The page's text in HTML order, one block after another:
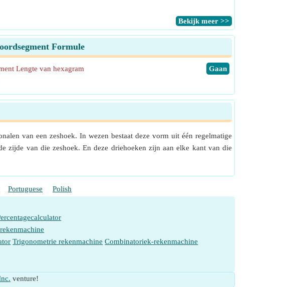
​Bekijk meer >>
Formule
​Gaan
Lengte van hexagram
van een zeshoek. In wezen bestaat deze vorm uit één regelmatige
zijde van die zeshoek. En deze driehoeken zijn aan elke kant van die
Portuguese Polish
Trigonometrie rekenmachine Combinatoriek-rekenmachine
venture!